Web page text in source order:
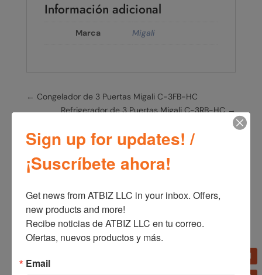
Información adicional
Marca Migali
← Congelador de 3 Puertas Migali C-3FB-HC
Refrigerador de 3 Puertas Migali C-3RB-HC→
Productos relacionados
Sign up for updates! /
¡Suscríbete ahora!
Get news from ATBIZ LLC in your inbox. Offers,
new products and more!
Recibe noticias de ATBIZ LLC en tu correo.
Ofertas, nuevos productos y más.
Email